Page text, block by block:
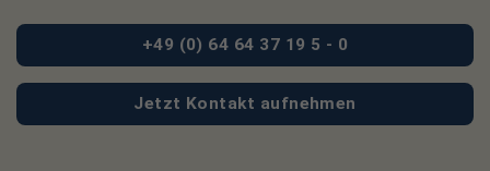
+49 (0) 64 64 37 19 5 - 0
Jetzt Kontakt aufnehmen